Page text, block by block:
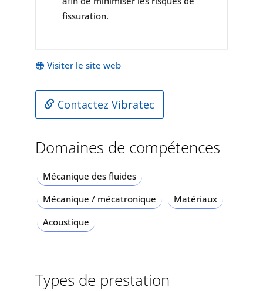
fissuration.
Visiter le site web
Contactez Vibratec
Domaines de compétences
Mécanique des fluides
Mécanique / mécatronique
Matériaux
Acoustique
Types de prestation